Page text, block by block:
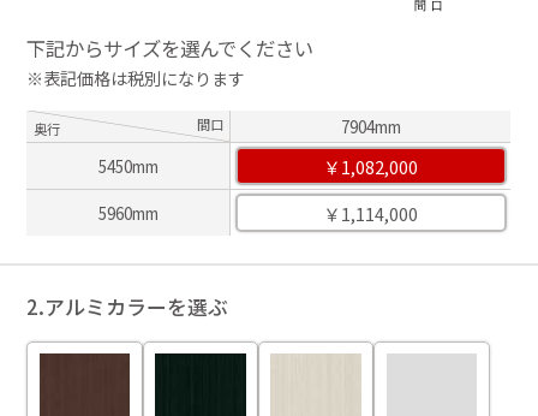
下記からサイズを選んでください
※表記価格は税別になります
奥行 間口
7904mm
5450mm
￥1,082,000
5960mm ￥1,114,000
2.アルミカラーを選ぶ